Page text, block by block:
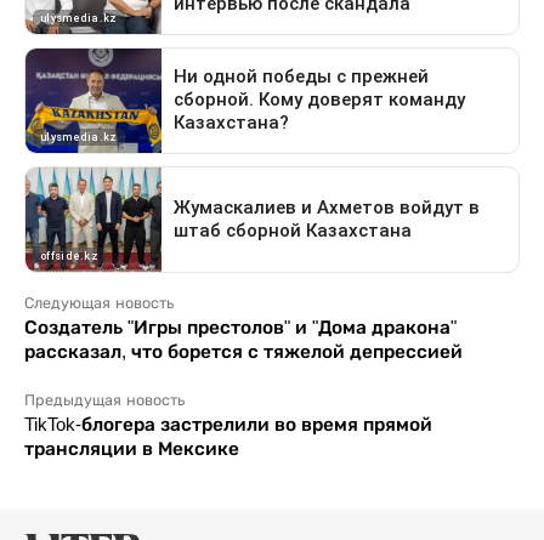
Следующая новость
Создатель "Игры престолов" и "Дома дракона"
рассказал, что борется с тяжелой депрессией
Предыдущая новость
TikTok-блогера застрелили во время прямой
трансляции в Мексике